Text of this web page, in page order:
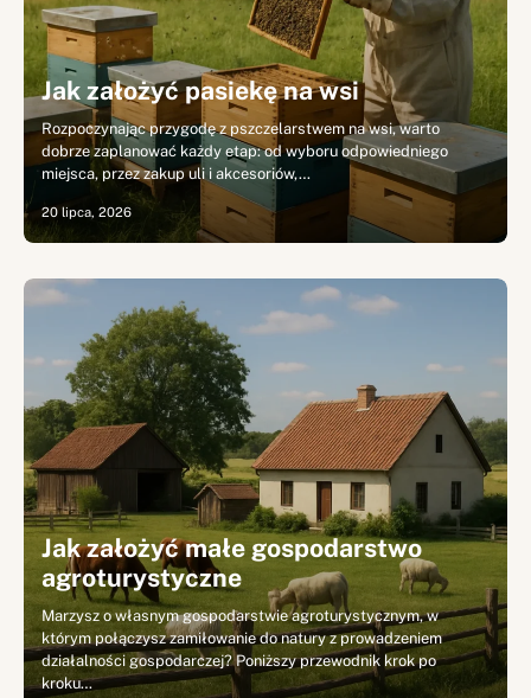
Jak założyć pasiekę na wsi
Rozpoczynając przygodę z pszczelarstwem na wsi, warto
dobrze zaplanować każdy etap: od wyboru odpowiedniego
miejsca, przez zakup uli i akcesoriów,…
20 lipca, 2026
Jak założyć małe gospodarstwo
agroturystyczne
Marzysz o własnym gospodarstwie agroturystycznym, w
którym połączysz zamiłowanie do natury z prowadzeniem
działalności gospodarczej? Poniższy przewodnik krok po
kroku…